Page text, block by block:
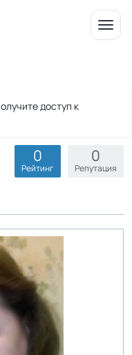
доступ к
0
Репутация
0
Рейтинг